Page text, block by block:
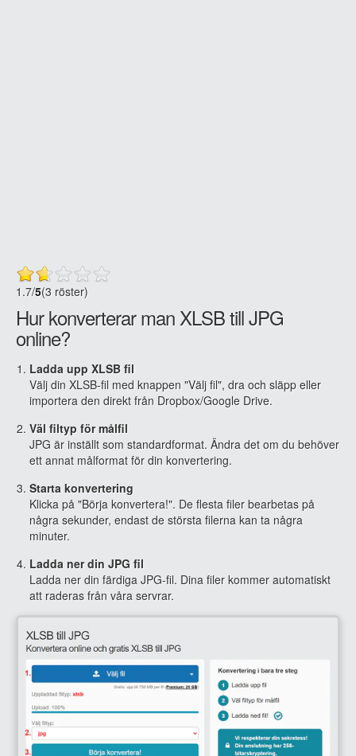
1.7/5(3 röster)
Hur konverterar man XLSB till JPG
online?
Ladda upp XLSB fil
Välj din XLSB-fil med knappen "Välj fil", dra och släpp eller
importera den direkt från Dropbox/Google Drive.
Väl filtyp för målfil
JPG är inställt som standardformat. Ändra det om du behöver
ett annat målformat för din konvertering.
Starta konvertering
Klicka på "Börja konvertera!". De flesta filer bearbetas på
några sekunder, endast de största filerna kan ta några
minuter.
Ladda ner din JPG fil
Ladda ner din färdiga JPG-fil. Dina filer kommer automatiskt
att raderas från våra servrar.